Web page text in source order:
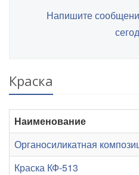
Напишите
Краска
Наименование
Органосиликатная
Краска КФ-513